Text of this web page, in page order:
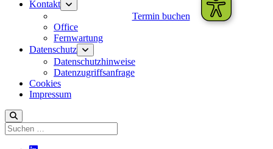
Kontakt Menü
öffnen
Termin buchen
Office
Fernwartung
Datenschutz Menü
öffnen
Datenschutzhinweise
Datenzugriffsanfrage
Cookies
Impressum
Suchen